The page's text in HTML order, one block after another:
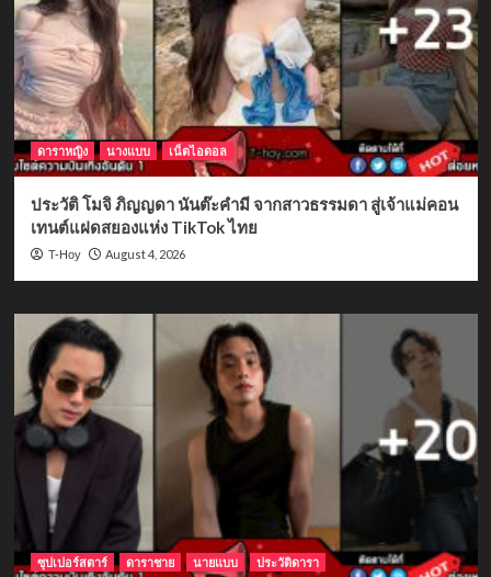
ดาราหญิง นางแบบ เน็ตไอดอล
ประวัติ โมจิ ภิญญดา นันต๊ะคำมี จากสาวธรรมดา สู่เจ้าแม่คอน
เทนต์แฝดสยองแห่ง TikTok ไทย
T-Hoy August 4, 2026
ซุปเปอร์สตาร์ ดาราชาย นายแบบ ประวัติดารา